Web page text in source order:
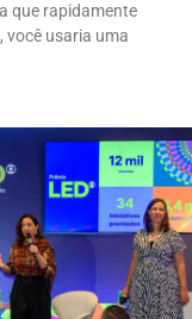
que rapidamente
você usaria uma